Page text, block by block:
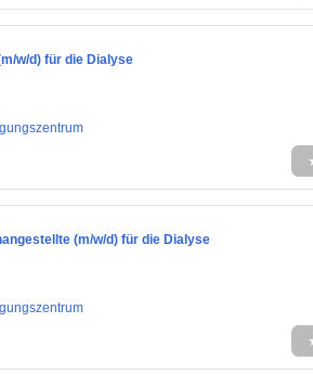
w/d) für die Dialyse
(m/w/d) für die Dialyse